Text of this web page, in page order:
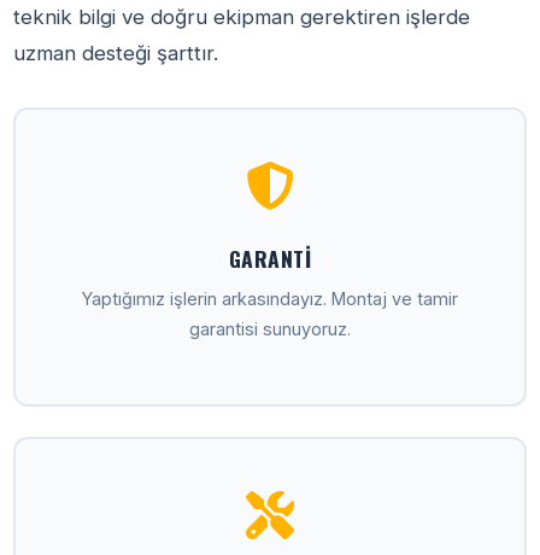
teknik bilgi ve doğru ekipman gerektiren işlerde
uzman desteği şarttır.
GARANTI
Yaptığımız işlerin arkasındayız. Montaj ve tamir
garantisi sunuyoruz.